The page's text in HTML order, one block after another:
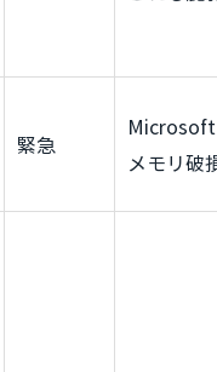
緊急
メモリ破